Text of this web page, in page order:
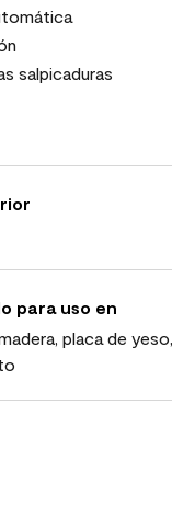
salpicaduras
para uso en
placa de